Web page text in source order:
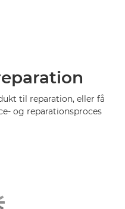
til reparation, eller få
og reparationsproces